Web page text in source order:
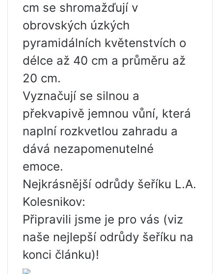
cm se shromažďují v
obrovských úzkých
pyramidálních květenstvích o
délce až 40 cm a průměru až
20 cm.
Vyznačují se silnou a
překvapivě jemnou vůní, která
naplní rozkvetlou zahradu a
dává nezapomenutelné
emoce.
Nejkrásnější odrůdy šeříku L.A.
Kolesnikov:
Připravili jsme je pro vás (viz
naše nejlepší odrůdy šeříku na
konci článku)!